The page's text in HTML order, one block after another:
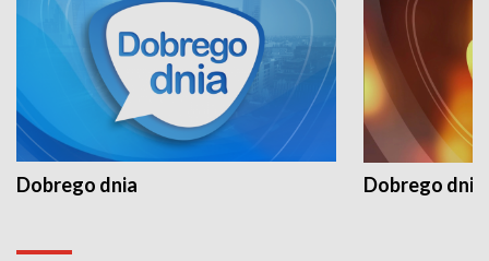
Dobrego dnia Dobrego dnia